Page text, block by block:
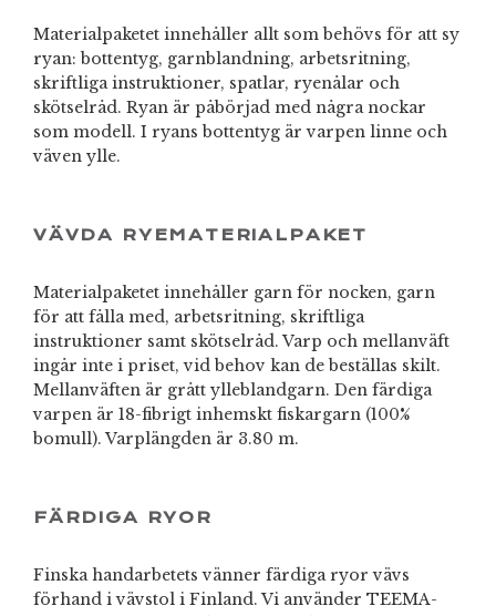
Materialpaketet innehåller allt som behövs för att sy
ryan: bottentyg, garnblandning, arbetsritning,
skriftliga instruktioner, spatlar, ryenålar och
skötselråd. Ryan är påbörjad med några nockar
som modell. I ryans bottentyg är varpen linne och
väven ylle.
VÄVDA RYEMATERIALPAKET
Materialpaketet innehåller garn för nocken, garn
för att fålla med, arbetsritning, skriftliga
instruktioner samt skötselråd. Varp och mellanväft
ingår inte i priset, vid behov kan de beställas skilt.
Mellanväften är grått ylleblandgarn. Den färdiga
varpen är 18-fibrigt inhemskt fiskargarn (100%
bomull). Varplängden är 3.80 m.
FÄRDIGA RYOR
Finska handarbetets vänner färdiga ryor vävs
förhand i vävstol i Finland. Vi använder TEEMA-